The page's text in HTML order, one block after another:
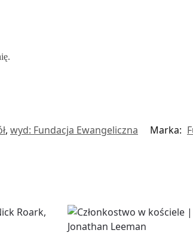
, wyd: Fundacja Ewangeliczna Marka: